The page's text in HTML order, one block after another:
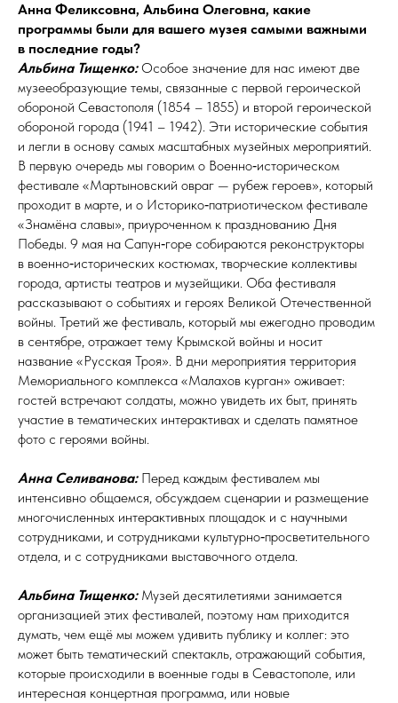
Анна Феликсовна, Альбина Олеговна, какие
программы были для вашего музея самыми важными
в последние годы?
Альбина Тищенко:Особое значение для нас имеют две
музееобразующие темы, связанные с первой героической
обороной Севастополя (1854 – 1855) и второй героической
обороной города (1941 – 1942). Эти исторические события
и лег­ли в основу самых масштабных музейных мероприятий.
В первую очередь мы говорим о Военно‑историческом
фестивале «Мартыновский овраг — рубеж героев», который
проходит в марте, и о Историко‑патриотическом фестивале
«Знамёна славы», приуроченном к празднованию Дня
Победы. 9 мая на Сапун‑горе собираются реконструкторы
в военно‑исторических костюмах, творческие коллективы
города, артисты театров и музейщики. Оба фестиваля
рассказывают о событиях и героях Великой Отечественной
войны. Третий же фестиваль, который мы ежегодно проводим
в сентябре, отражает тему Крымской войны и носит
название «Русская Троя». В дни мероприятия территория
Мемориального комплекса «Малахов курган» оживает:
гостей встречают солдаты, можно увидеть их быт, принять
участие в тематических интерактивах и сделать памятное
фото с героями войны.
Анна Селиванова:Перед каждым фестивалем мы
интенсивно общаемся, обсуждаем сценарии и размещение
многочисленных интерактивных площадок и с научными
сотрудниками, и сотрудниками культурно‑просветительного
отдела, и с сотрудниками выставочного отдела.
Альбина Тищенко:Музей десятилетиями занимается
организацией этих фестивалей, поэтому нам приходится
думать, чем ещё мы можем удивить публику и коллег: это
может быть тематический спектакль, отражающий события,
которые происходили в военные годы в Севастополе, или
интересная концертная программа, или новые